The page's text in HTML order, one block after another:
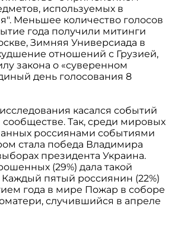
используемых в
Меньшее количество голосов
года получили митинги
Зимняя Универсиада в
отношений с Грузией,
закона о «суверенном
день голосования 8
касался событий
Так, среди мировых
россиянами событиями
стала победа Владимира
президента Украина.
(29%) дала такой
Каждый пятый россиянин (22%)
года в мире Пожар в соборе
случившийся в апреле